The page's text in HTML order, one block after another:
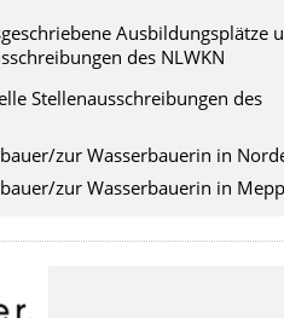
Ausbildungsplätze
des NLWKN
Stellenausschreibungen des
zur Wasserbauerin in
zur Wasserbauerin in